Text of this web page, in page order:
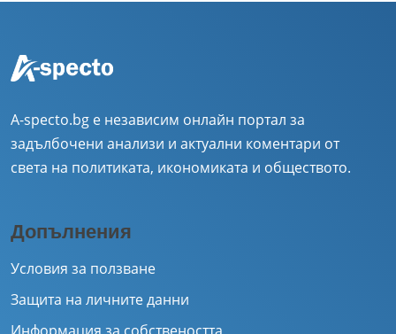
A-specto.bg е независим онлайн портал за
задълбочени анализи и актуални коментари от
света на политиката, икономиката и обществото.
Допълнения
Условия за ползване
Защита на личните данни